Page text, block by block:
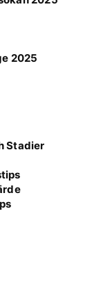
2025
Stadier